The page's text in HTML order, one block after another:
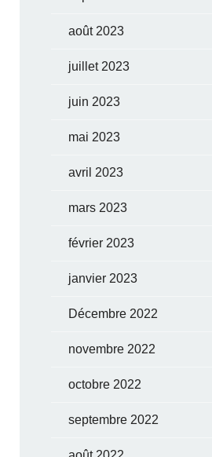
août 2023
juillet 2023
juin 2023
mai 2023
avril 2023
mars 2023
février 2023
janvier 2023
Décembre 2022
novembre 2022
octobre 2022
septembre 2022